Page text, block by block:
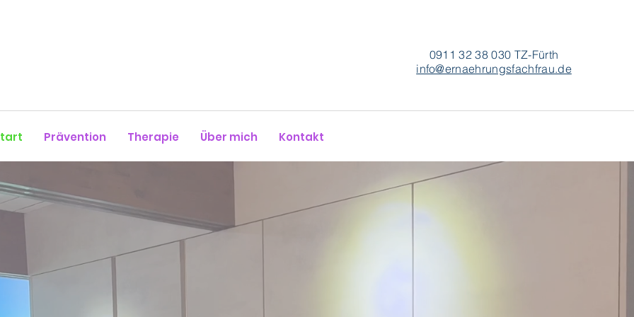
0911 32 38 030 TZ-Fürth
info@ernaehrungsfachfrau.de
Prävention Therapie Über mich Kontakt